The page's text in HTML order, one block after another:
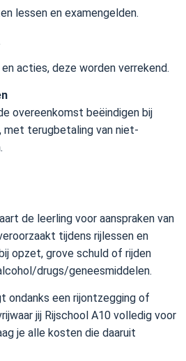
lessen en examengelden.
acties, deze worden verrekend.
overeenkomst beëindigen bij
met terugbetaling van niet-
de leerling voor aanspraken van
tijdens rijlessen en
opzet, grove schuld of rijden
drugs/geneesmiddelen.
ondanks een rijontzegging of
jij Rijschool A10 volledig voor
je alle kosten die daaruit